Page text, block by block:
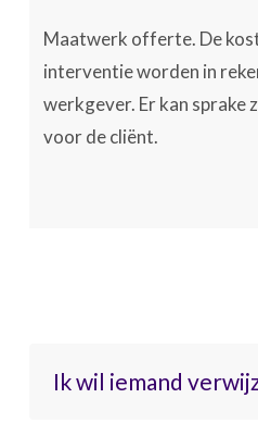
Maatwerk offerte. De
interventie worden in
werkgever. Er kan sprake
voor de cliënt.
Ik wil iemand